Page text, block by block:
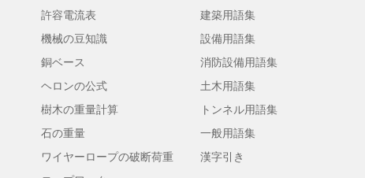
許容電流表
機械の豆知識
銅ベース
ヘロンの公式
樹木の重量計算
石の重量
ワイヤーロープの破断荷重
建築用語集
設備用語集
消防設備用語集
土木用語集
トンネル用語集
一般用語集
漢字引き